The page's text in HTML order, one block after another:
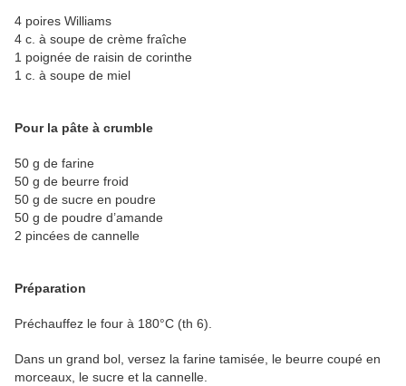
4 poires Williams
4 c. à soupe de crème fraîche
1 poignée de raisin de corinthe
1 c. à soupe de miel
Pour la pâte à crumble
50 g de farine
50 g de beurre froid
50 g de sucre en poudre
50 g de poudre d’amande
2 pincées de cannelle
Préparation
Préchauffez le four à 180°C (th 6).
Dans un grand bol, versez la farine tamisée, le beurre coupé en
morceaux, le sucre et la cannelle.